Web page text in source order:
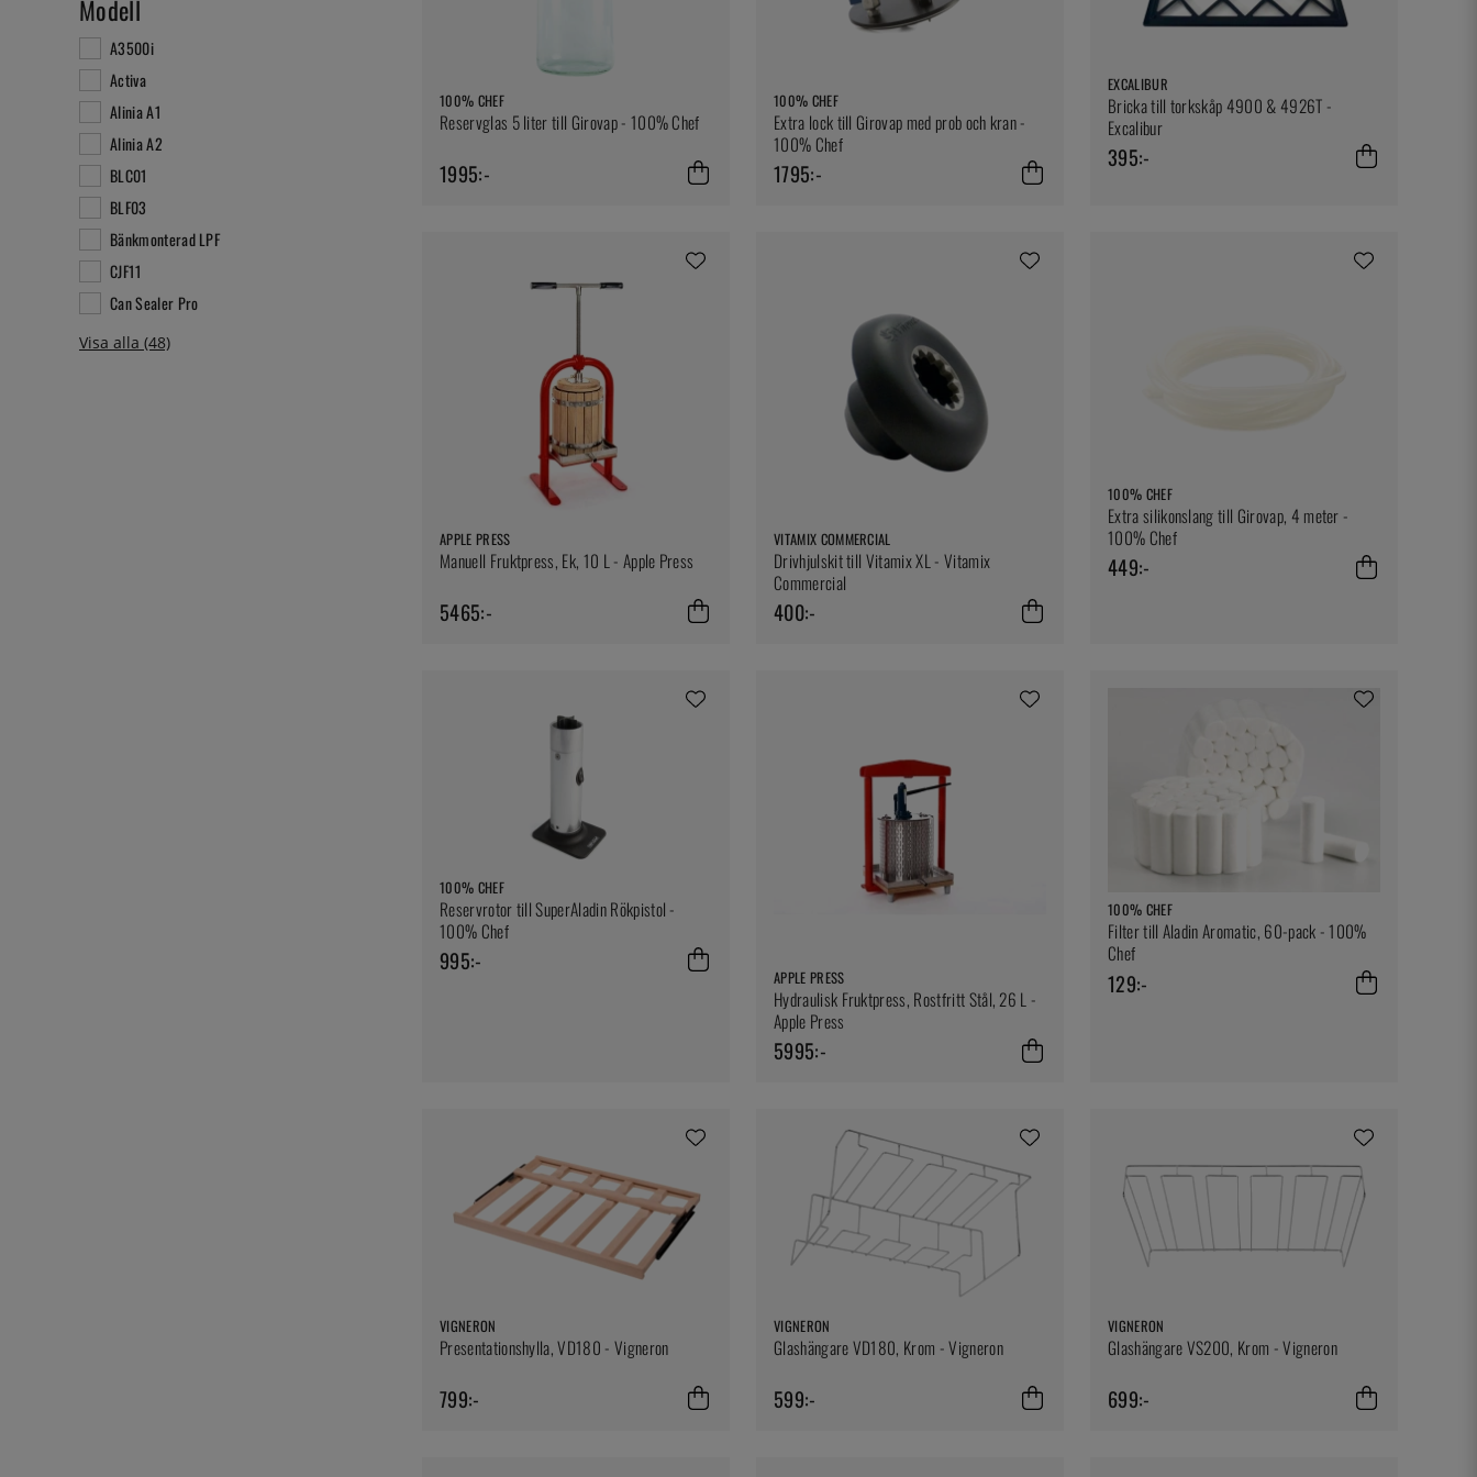
Modell
A3500i
Activa
Alinia A1
Alinia A2
BLC01
BLF03
Bänkmonterad LPF
CJF11
Can Sealer Pro
100% CHEF
Reservglas 5 liter till Girovap - 100% Chef
1995:-
100% CHEF
Extra lock till Girovap med prob och kran -
100% Chef
1795:-
EXCALIBUR
Bricka till torkskåp 4900 & 4926T -
Excalibur
395:-
APPLE PRESS
Manuell Fruktpress, Ek, 10 L - Apple Press
5465:-
VITAMIX COMMERCIAL
Drivhjulskit till Vitamix XL - Vitamix
Commercial
400:-
100% CHEF
Extra silikonslang till Girovap, 4 meter -
100% Chef
449:-
100% CHEF
Reservrotor till SuperAladin Rökpistol -
100% Chef
995:-
APPLE PRESS
Hydraulisk Fruktpress, Rostfritt Stål, 26 L -
Apple Press
5995:-
100% CHEF
Filter till Aladin Aromatic, 60-pack - 100%
Chef
129:-
VIGNERON
Presentationshylla, VD180 - Vigneron
799:-
VIGNERON
Glashängare VD180, Krom - Vigneron
599:-
VIGNERON
Glashängare VS200, Krom - Vigneron
699:-